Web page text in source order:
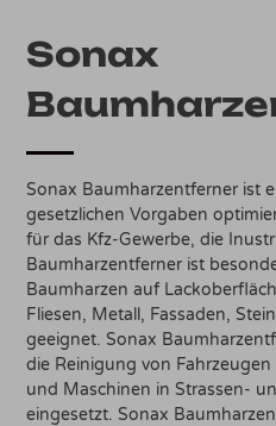
Sonax
Sonax Baumharzentferner ist
gesetzlichen Vorgaben
für das Kfz-Gewerbe, die
Baumharzentferner ist
Baumharzen auf
Fliesen, Metall, Fassaden,
geeignet. Sonax
die Reinigung von
und Maschinen in Strassen-
eingesetzt. Sonax